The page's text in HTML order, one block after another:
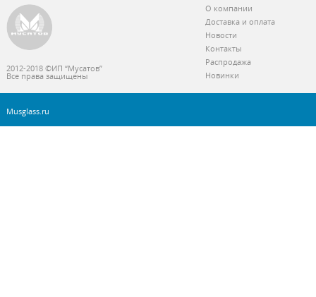
2012-2018 ©ИП “Мусатов”
Все права защищены
О компании
Доставка и оплата
Новости
Контакты
Распродажа
Новинки
Musglass.ru